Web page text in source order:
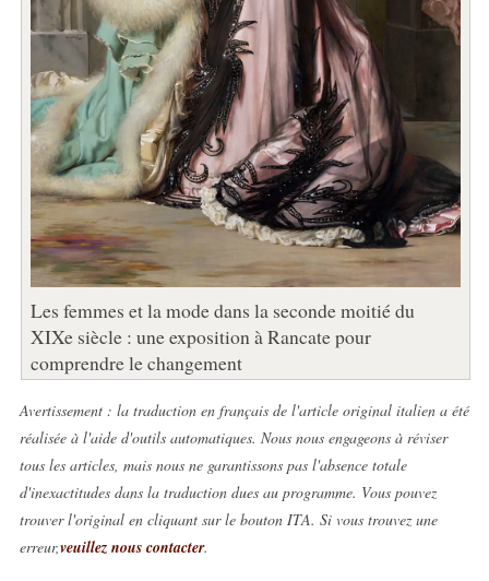
Les femmes et la mode dans la seconde moitié du
XIXe siècle : une exposition à Rancate pour
comprendre le changement
Avertissement : la traduction en français de l'article original italien a été
réalisée à l'aide d'outils automatiques. Nous nous engageons à réviser
tous les articles, mais nous ne garantissons pas l'absence totale
d'inexactitudes dans la traduction dues au programme. Vous pouvez
trouver l'original en cliquant sur le bouton ITA. Si vous trouvez une
erreur,veuillez nous contacter.